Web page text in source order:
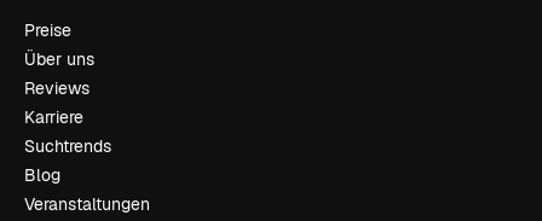
Preise
Über uns
Reviews
Karriere
Suchtrends
Blog
Veranstaltungen